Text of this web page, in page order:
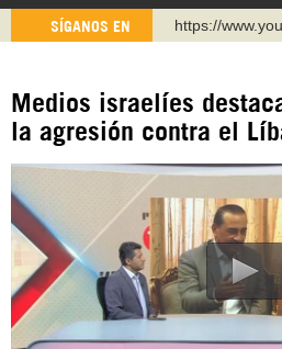
SÍGANOS EN
https://
https://t.me/
https://
Instagram
https://
Medios israelíes
la agresión contra el